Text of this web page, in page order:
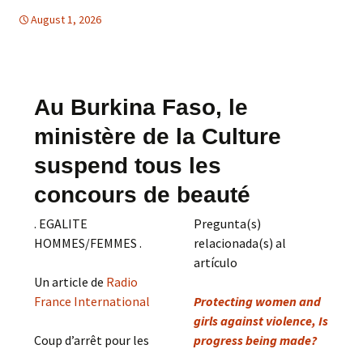
August 1, 2026
Au Burkina Faso, le
ministère de la Culture
suspend tous les
concours de beauté
. EGALITE
HOMMES/FEMMES .
Un article de Radio
France International
Coup d’arrêt pour les
Pregunta(s)
relacionada(s) al
artículo
Protecting women and
girls against violence, Is
progress being made?